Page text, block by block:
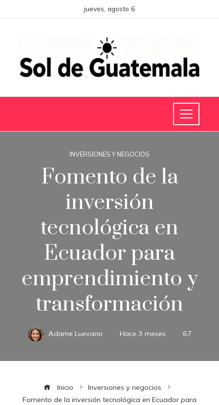
jueves, agosto 6
INVERSIONES Y NEGOCIOS
Fomento de la
inversión
tecnológica en
Ecuador para
emprendimiento y
transformación
Adame Luevano Hace 3 meses 67
Inicio
Inversiones y negocios
Fomento de la inversión tecnológica en Ecuador para